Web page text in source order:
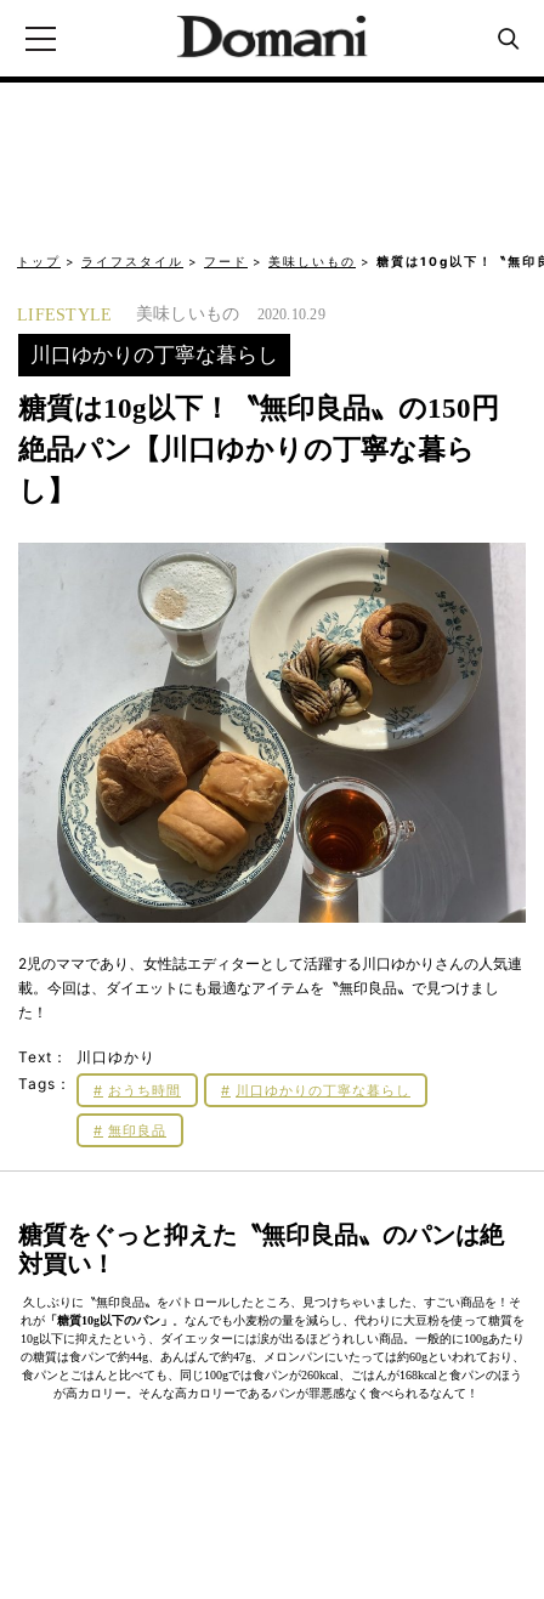
トップ ライフスタイル フード 美味しいもの 糖質は10g以下！〝無印
LIFESTYLE 美味しいもの 2020.10.29
川口ゆかりの丁寧な暮らし
糖質は10g以下！〝無印良品〟の150円
絶品パン【川口ゆかりの丁寧な暮ら
し】
2児のママであり、女性誌エディターとして活躍する川口ゆかりさんの人気連
載。今回は、ダイエットにも最適なアイテムを〝無印良品〟で見つけまし
た！
Text：
川口ゆかり
Tags：
おうち時間 川口ゆかりの丁寧な暮らし
無印良品
糖質をぐっと抑えた〝無印良品〟のパンは絶
対買い！
久しぶりに〝無印良品〟をパトロールしたところ、見つけちゃいました、すごい商品を！そ
れが「糖質10g以下のパン」
。なんでも小麦粉の量を減らし、代わりに大豆粉を使って糖質を
10g以下に抑えたという、ダイエッターには涙が出るほどうれしい商品。一般的に100gあたり
の糖質は食パンで約44g、あんぱんで約47g、メロンパンにいたっては約60gといわれており、
食パンとごはんと比べても、同じ100gでは食パンが260kcal、ごはんが168kcalと食パンのほう
が高カロリー。そんな高カロリーであるパンが罪悪感なく食べられるなんて！